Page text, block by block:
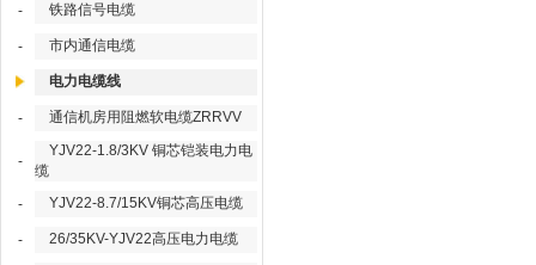
- 铁路信号电缆
- 市内通信电缆
电力电缆线
- 通信机房用阻燃软电缆ZRRVV
-
YJV22-1.8/3KV 铜芯铠装电力电
缆
-
YJV22-8.7/15KV铜芯高压电缆
- 26/35KV-YJV22高压电力电缆